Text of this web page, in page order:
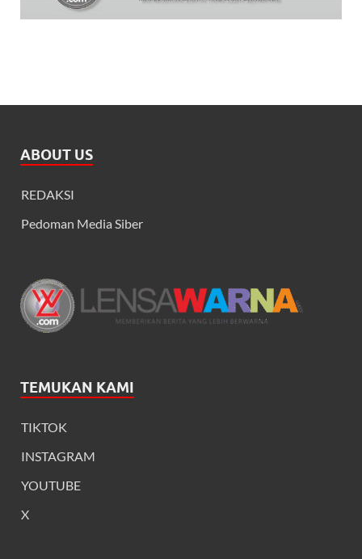
ABOUT US
REDAKSI
Pedoman Media Siber
TEMUKAN KAMI
TIKTOK
INSTAGRAM
YOUTUBE
X